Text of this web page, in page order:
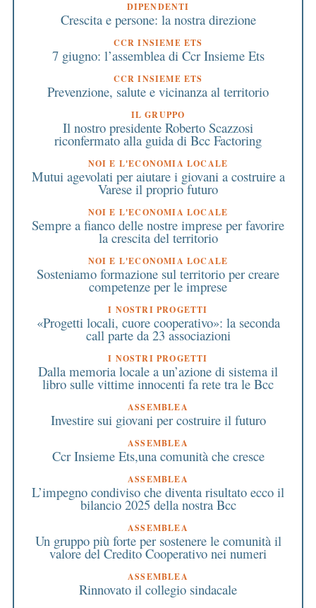
DIPENDENTI
Crescita e persone: la nostra direzione
CCR INSIEME ETS
7 giugno: l’assemblea di Ccr Insieme Ets
CCR INSIEME ETS
Prevenzione, salute e vicinanza al territorio
IL GRUPPO
Il nostro presidente Roberto Scazzosi
riconfermato alla guida di Bcc Factoring
NOI E L'ECONOMIA LOCALE
Mutui agevolati per aiutare i giovani a costruire a
Varese il proprio futuro
NOI E L'ECONOMIA LOCALE
Sempre a fianco delle nostre imprese per favorire
la crescita del territorio
NOI E L'ECONOMIA LOCALE
Sosteniamo formazione sul territorio per creare
competenze per le imprese
I NOSTRI PROGETTI
«Progetti locali, cuore cooperativo»: la seconda
call parte da 23 associazioni
I NOSTRI PROGETTI
Dalla memoria locale a un’azione di sistema il
libro sulle vittime innocenti fa rete tra le Bcc
ASSEMBLEA
Investire sui giovani per costruire il futuro
ASSEMBLEA
Ccr Insieme Ets,una comunità che cresce
ASSEMBLEA
L’impegno condiviso che diventa risultato ecco il
bilancio 2025 della nostra Bcc
ASSEMBLEA
Un gruppo più forte per sostenere le comunità il
valore del Credito Cooperativo nei numeri
ASSEMBLEA
Rinnovato il collegio sindacale